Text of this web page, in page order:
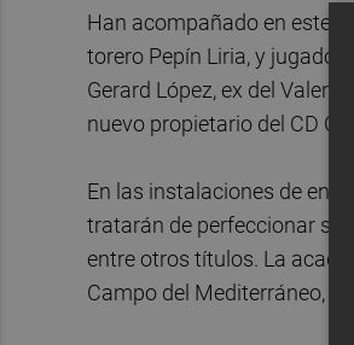
Han acompañado en este
torero Pepín Liria, y
Gerard López, ex del
nuevo propietario del CD
En las instalaciones de
tratarán de perfeccionar
entre otros títulos. La
Campo del Mediterráneo,